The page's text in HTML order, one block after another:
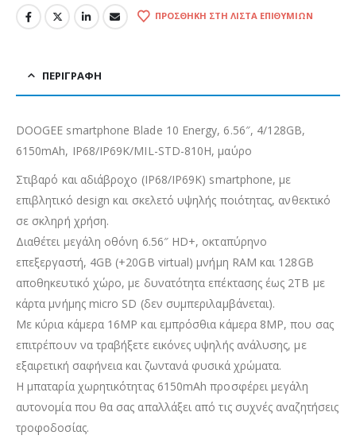
ΠΡΟΣΘΉΚΗ ΣΤΗ ΛΊΣΤΑ ΕΠΙΘΥΜΙΏΝ
ΠΕΡΙΓΡΑΦΉ
DOOGEE smartphone Blade 10 Energy, 6.56″, 4/128GB,
6150mAh, IP68/IP69K/MIL-STD-810H, μαύρο
Στιβαρό και αδιάβροχο (IP68/IP69K) smartphone, με
επιβλητικό design και σκελετό υψηλής ποιότητας, ανθεκτικό
σε σκληρή χρήση.
Διαθέτει μεγάλη οθόνη 6.56″ HD+, οκταπύρηνο
επεξεργαστή, 4GB (+20GB virtual) μνήμη RAM και 128GB
αποθηκευτικό χώρο, με δυνατότητα επέκτασης έως 2TB με
κάρτα μνήμης micro SD (δεν συμπεριλαμβάνεται).
Με κύρια κάμερα 16MP και εμπρόσθια κάμερα 8MP, που σας
επιτρέπουν να τραβήξετε εικόνες υψηλής ανάλυσης, με
εξαιρετική σαφήνεια και ζωντανά φυσικά χρώματα.
Η μπαταρία χωρητικότητας 6150mAh προσφέρει μεγάλη
αυτονομία που θα σας απαλλάξει από τις συχνές αναζητήσεις
τροφοδοσίας.